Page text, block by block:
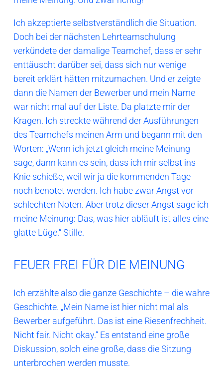
Ich akzeptierte selbstverständlich die Situation.
Doch bei der nächsten Lehrteamschulung
verkündete der damalige Teamchef, dass er sehr
enttäuscht darüber sei, dass sich nur wenige
bereit erklärt hätten mitzumachen. Und er zeigte
dann die Namen der Bewerber und mein Name
war nicht mal auf der Liste. Da platzte mir der
Kragen. Ich streckte während der Ausführungen
des Teamchefs meinen Arm und begann mit den
Worten: „Wenn ich jetzt gleich meine Meinung
sage, dann kann es sein, dass ich mir selbst ins
Knie schieße, weil wir ja die kommenden Tage
noch benotet werden. Ich habe zwar Angst vor
schlechten Noten. Aber trotz dieser Angst sage ich
meine Meinung: Das, was hier abläuft ist alles eine
glatte Lüge.“ Stille.
FEUER FREI FÜR DIE MEINUNG
Ich erzählte also die ganze Geschichte – die wahre
Geschichte. „Mein Name ist hier nicht mal als
Bewerber aufgeführt. Das ist eine Riesenfrechheit.
Nicht fair. Nicht okay.“ Es entstand eine große
Diskussion, solch eine große, dass die Sitzung
unterbrochen werden musste.